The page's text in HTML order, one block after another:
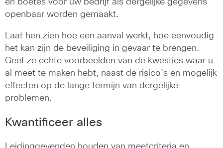
en boetes voor uw bedrijf als dergelijke gegevens
openbaar worden gemaakt.
Laat hen zien hoe een aanval werkt, hoe eenvoudig
het kan zijn de beveiliging in gevaar te brengen.
Geef ze echte voorbeelden van de kwesties waar u
al meet te maken hebt, naast de risico’s en mogelijk
effecten op de lange termijn van dergelijke
problemen.
Kwantificeer alles